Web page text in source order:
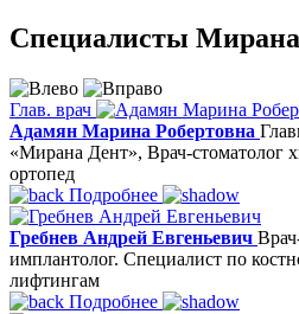
Специалисты
Глав. врач
Адамян Марина Робертовна
«Мирана Дент», Врач-стоматолог
ортопед
Подробнее
Гребнев Андрей Евгеньевич
имплантолог. Специалист по
лифтингам
Подробнее